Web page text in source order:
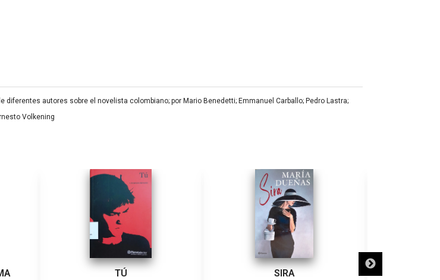
autores sobre el novelista colombiano; por Mario Benedetti; Emmanuel Carballo; Pedro Lastra;
Volkening
TÚ SIRA